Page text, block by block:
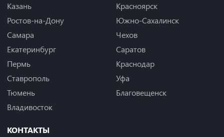
Казань
Ростов-на-Дону
Самара
Екатеринбург
Пермь
Ставрополь
Тюмень
Владивосток
Красноярск
Южно-Сахалинск
Чехов
Саратов
Краснодар
Уфа
Благовещенск
КОНТАКТЫ